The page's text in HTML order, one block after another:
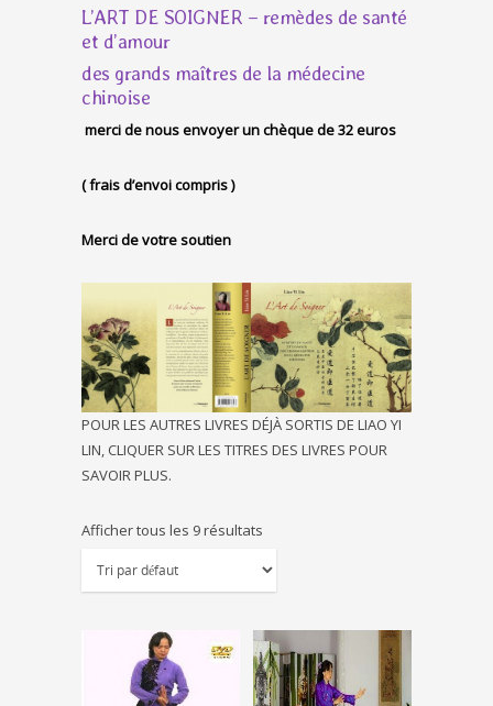
L’ART DE SOIGNER – remèdes de santé
et d’amour
des grands maîtres de la médecine
chinoise
merci de nous envoyer un chèque de 32 euros
( frais d’envoi compris )
Merci de votre soutien
POUR LES AUTRES LIVRES DÉJÀ SORTIS DE LIAO YI
LIN, CLIQUER SUR LES TITRES DES LIVRES POUR
SAVOIR PLUS.
Afficher tous les 9 résultats